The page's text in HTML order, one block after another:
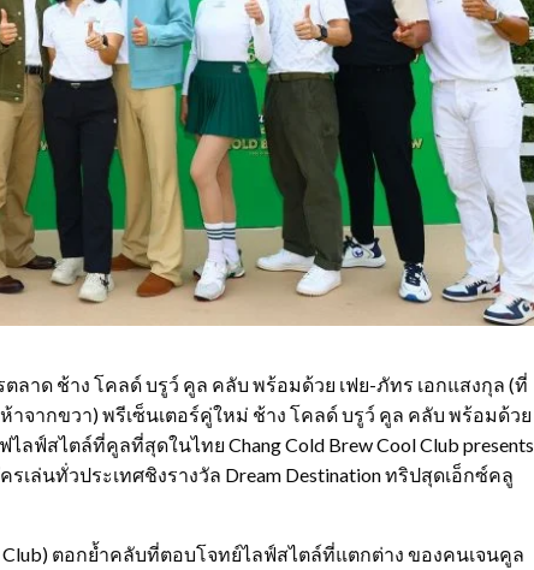
ลาด ช้าง โคลด์ บรูว์ คูล คลับ พร้อมด้วย เฟย-ภัทร เอกแสงกุล (ที่
จากขวา) พรีเซ็นเตอร์คู่ใหม่ ช้าง โคลด์ บรูว์ คูล คลับ พร้อมด้วย
ลฟ์สไตล์ที่คูลที่สุดในไทย Chang Cold Brew Cool Club presents
เล่นทั่วประเทศชิงรางวัล Dream Destination ทริปสุดเอ็กซ์คลู
Club) ตอกย้ำคลับที่ตอบโจทย์ไลฟ์สไตล์ที่แตกต่าง ของคนเจนคูล